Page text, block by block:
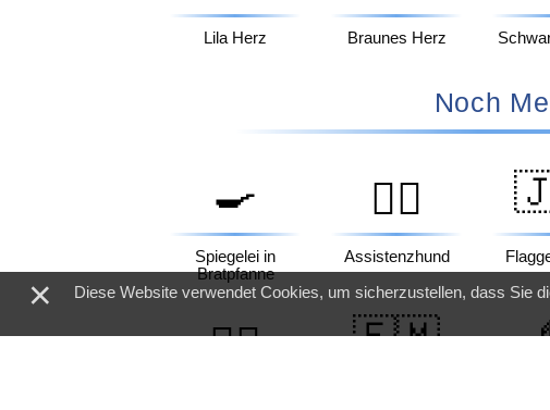
Lila Herz Braunes Herz
Noch
🍳
Spiegelei in
Bratpfanne
🐕‍🦺
Assistenzhund
🕵️‍♀️ 🇫🇲
×
Diese Website verwendet Cookies, um sicherzustellen, dass Sie